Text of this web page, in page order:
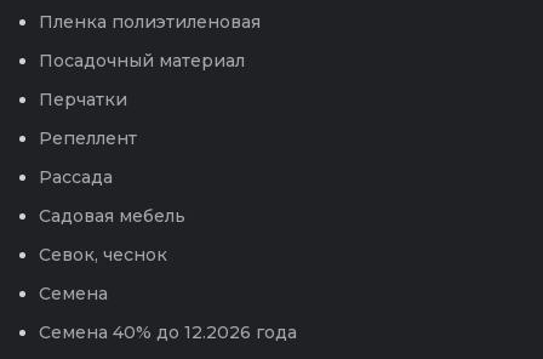
Пленка полиэтиленовая
Посадочный материал
Перчатки
Репеллент
Рассада
Садовая мебель
Севок, чеснок
Семена
Семена 40% до 12.2026 года